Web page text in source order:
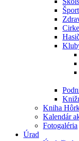
Šport
Kniha
Kalendár
Fotogaléria
Úrad